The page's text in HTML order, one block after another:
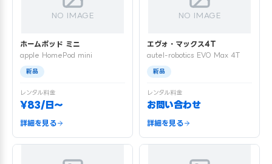
NO IMAGE
ホームポッド ミニ
apple HomePod mini
新品
レンタル料金
¥83/日〜
詳細を見る
NO IMAGE
エヴォ・マックス4T
autel-robotics EVO Max 4T
新品
レンタル料金
お問い合わせ
詳細を見る